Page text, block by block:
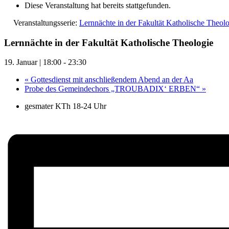
Diese Veranstaltung hat bereits stattgefunden.
Veranstaltungsserie: Lernnächte in der Fakultät Katholische
Lernnächte in der Fakultät Katholische Theologie
19. Januar | 18:00 - 23:30
« Gottesdienst mit anschließendem Abend an der Aa
Probe des Gemeindechors „TROUBADIX‘ ERBEN“ »
gesmater KTh 18-24 Uhr